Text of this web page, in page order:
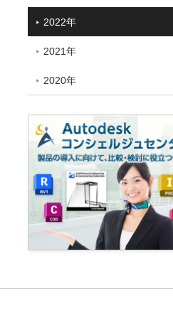
2022年
2021年
2020年